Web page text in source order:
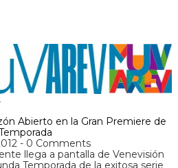
Abierto en la Gran Premiere de
- 0 Comments
llega a pantalla de Venevisión
Temporada de la exitosa serie